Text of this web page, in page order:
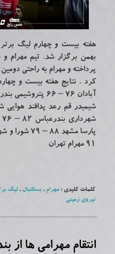
بهمن برگزار شد. تیم مهرام و
پرداخته و مهرام به راحتی
کرد . نتایج هفته بیست و
۹۱ مهرام تهران
کلمات کلیدی :مهرام,بسکتبال,لیگ
نیروی زمینی
انتقام مهرامی ها